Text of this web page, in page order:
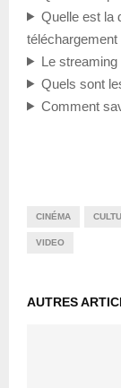
Quelle est la
téléchargement
Le
Quels sont
Comment
CINÉMA
VIDEO
AUTRES